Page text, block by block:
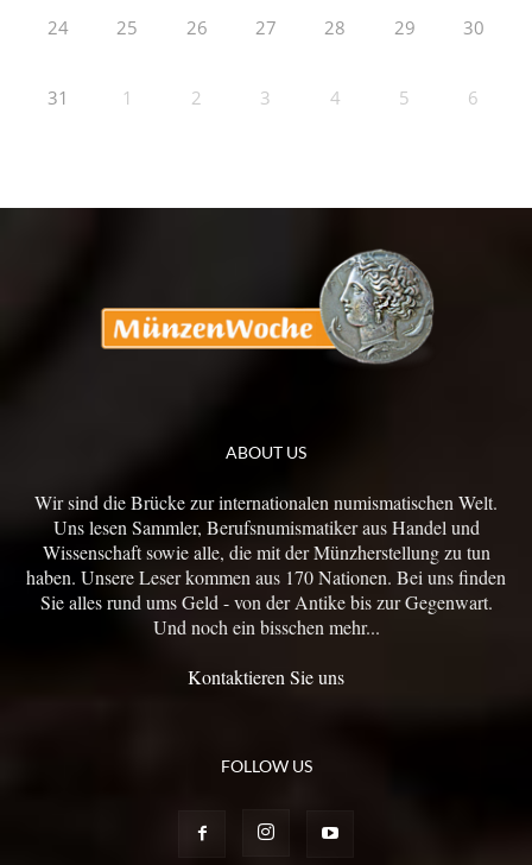
24 25 26 27 28 29 30
31 1 2 3 4 5 6
ABOUT US
Wir sind die Brücke zur internationalen numismatischen Welt.
Uns lesen Sammler, Berufsnumismatiker aus Handel und
Wissenschaft sowie alle, die mit der Münzherstellung zu tun
haben. Unsere Leser kommen aus 170 Nationen. Bei uns finden
Sie alles rund ums Geld - von der Antike bis zur Gegenwart.
Und noch ein bisschen mehr...
Kontaktieren Sie uns
FOLLOW US